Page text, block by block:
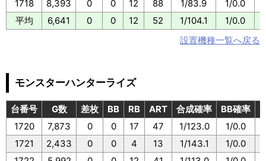
1718
8,393 0 0 12 88 1/83.9 1/0.0
平均
6,641 0 0 12 52 1/104.1 1/0.0
設置機種一覧へ戻る
モンスターハンターライズ
台番号 G数 差枚 BB RB ART 合成確率 BB確率
1720
7,873 0 0 17 47 1/123.0 1/0.0
1721
2,433 0 0 4 13 1/143.1 1/0.0